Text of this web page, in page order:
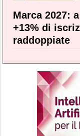
Marca 2027:
+13% di
raddoppiate